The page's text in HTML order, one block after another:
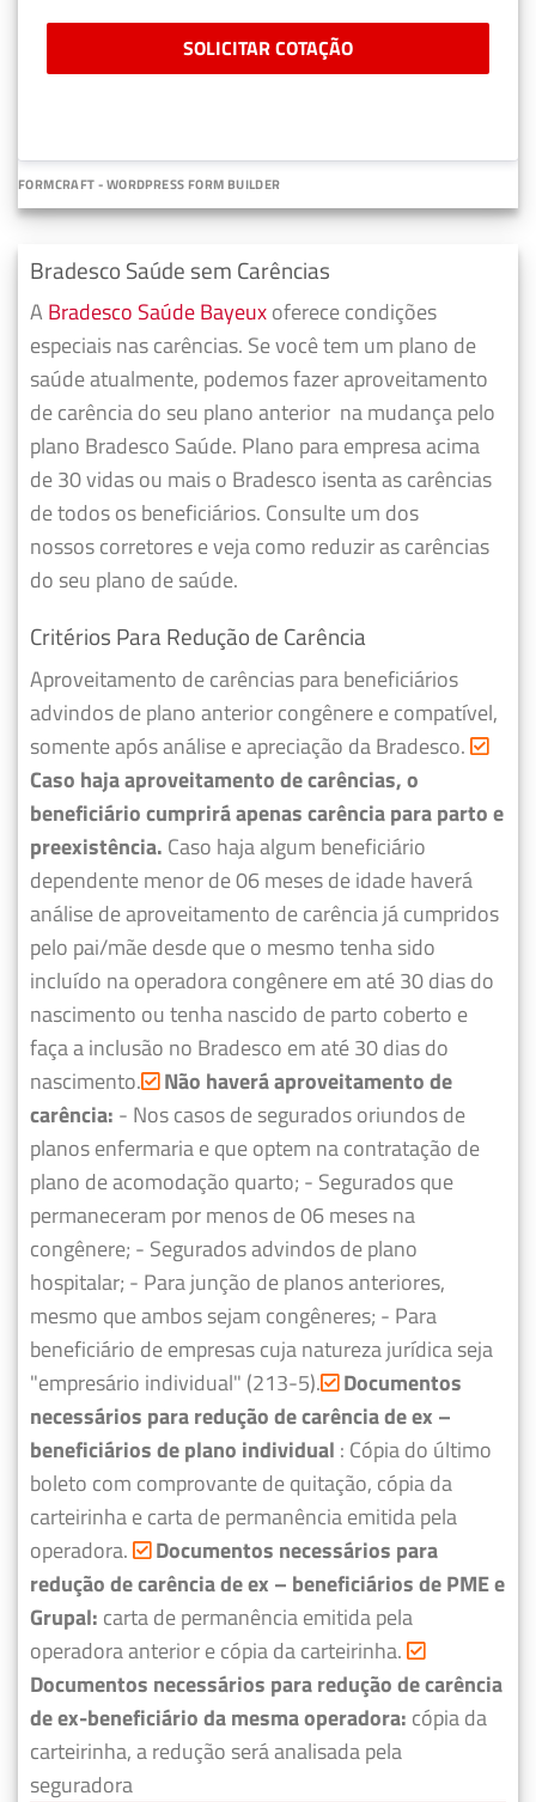
SOLICITAR COTAÇÃO
FORMCRAFT - WORDPRESS FORM BUILDER
Bradesco Saúde sem Carências
A Bradesco Saúde Bayeuxoferece condições
especiais nas carências. Se você tem um plano de
saúde atualmente, podemos fazeraproveitamento
de carência do seu plano anterior na mudança pelo
plano Bradesco Saúde. Plano para empresa acima
de 30 vidas ou mais o Bradesco isenta as carências
de todos os beneficiários. Consulte um dos
nossos corretores e veja como reduzir as carências
do seu plano de saúde.
Critérios Para Redução de Carência
Aproveitamento de carências para beneficiários
advindos de plano anterior congênere e compatível,
somente após análise e apreciação da Bradesco.
Caso haja aproveitamento de carências, o
beneficiário cumprirá apenas carência para parto e
preexistência. Caso haja algum beneficiário
dependente menor de 06 meses de idade haverá
análise de aproveitamento de carência já cumpridos
pelo pai/mãe desde que o mesmo tenha sido
incluído na operadora congênere em até 30 dias do
nascimento ou tenha nascido de parto coberto e
faça a inclusão no Bradesco em até 30 dias do
nascimento. Não haverá aproveitamento de
carência: - Nos casos de segurados oriundos de
planos enfermaria e que optem na contratação de
plano de acomodação quarto; - Segurados que
permaneceram por menos de 06 meses na
congênere; - Segurados advindos de plano
hospitalar; - Para junção de planos anteriores,
mesmo que ambos sejam congêneres; - Para
beneficiário de empresas cuja natureza jurídica seja
"empresário individual" (213-5). Documentos
necessários para redução de carência de ex –
beneficiários de plano individual : Cópia do último
boleto com comprovante de quitação, cópia da
carteirinha e carta de permanência emitida pela
operadora.
Documentos necessários para
redução de carência de ex – beneficiários de PME e
Grupal: carta de permanência emitida pela
operadora anterior e cópia da carteirinha.
Documentos necessários para redução de carência
de ex-beneficiário da mesma operadora: cópia da
carteirinha, a redução será analisada pela
seguradora